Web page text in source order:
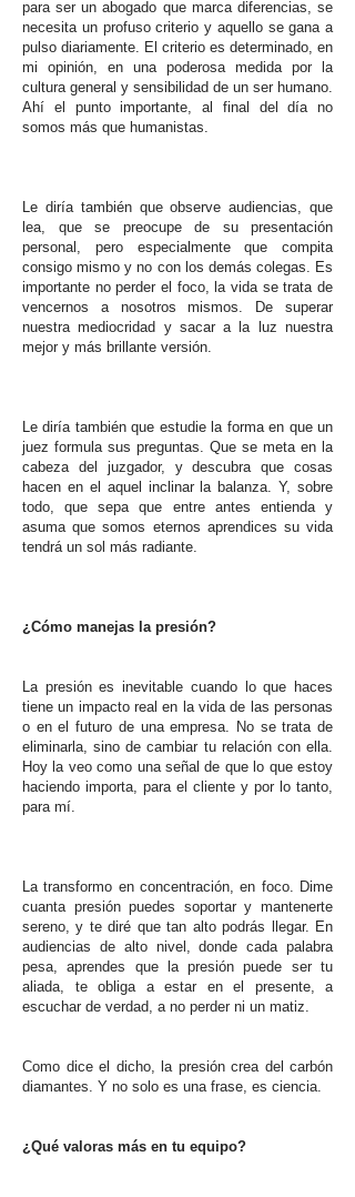
para ser un abogado que marca diferencias, se
necesita un profuso criterio y aquello se gana a
pulso diariamente. El criterio es determinado, en
mi opinión, en una poderosa medida por la
cultura general y sensibilidad de un ser humano.
Ahí el punto importante, al final del día no
somos más que humanistas.
Le diría también que observe audiencias, que
lea, que se preocupe de su presentación
personal, pero especialmente que compita
consigo mismo y no con los demás colegas. Es
importante no perder el foco, la vida se trata de
vencernos a nosotros mismos. De superar
nuestra mediocridad y sacar a la luz nuestra
mejor y más brillante versión.
Le diría también que estudie la forma en que un
juez formula sus preguntas. Que se meta en la
cabeza del juzgador, y descubra que cosas
hacen en el aquel inclinar la balanza. Y, sobre
todo, que sepa que entre antes entienda y
asuma que somos eternos aprendices su vida
tendrá un sol más radiante.
¿Cómo manejas la presión?
La presión es inevitable cuando lo que haces
tiene un impacto real en la vida de las personas
o en el futuro de una empresa. No se trata de
eliminarla, sino de cambiar tu relación con ella.
Hoy la veo como una señal de que lo que estoy
haciendo importa, para el cliente y por lo tanto,
para mí.
La transformo en concentración, en foco. Dime
cuanta presión puedes soportar y mantenerte
sereno, y te diré que tan alto podrás llegar. En
audiencias de alto nivel, donde cada palabra
pesa, aprendes que la presión puede ser tu
aliada, te obliga a estar en el presente, a
escuchar de verdad, a no perder ni un matiz.
Como dice el dicho, la presión crea del carbón
diamantes. Y no solo es una frase, es ciencia.
¿Qué valoras más en tu equipo?